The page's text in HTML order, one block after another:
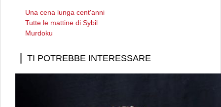
Una cena lunga cent'anni
Tutte le mattine di Sybil
Murdoku
TI POTREBBE INTERESSARE